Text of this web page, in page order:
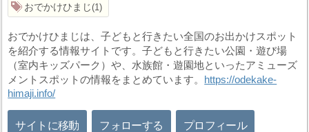
おでかけひまじ 1
おでかけひまじは、子どもと行きたい全国のお出かけスポット
を紹介する情報サイトです。子どもと行きたい公園・遊び場
（室内キッズパーク）や、水族館・遊園地といったアミューズ
メントスポットの情報をまとめています。 https://odekake-
himaji.info/
サイトに移動 フォローする プロフィール